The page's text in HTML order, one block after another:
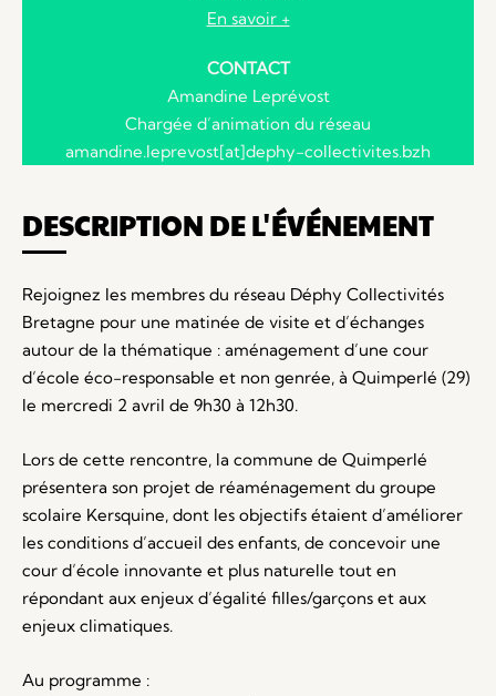
En savoir +
CONTACT
Amandine Leprévost
Chargée d’animation du réseau
amandine.leprevost[at]dephy-collectivites.bzh
DESCRIPTION DE L'ÉVÉNEMENT
Rejoignez les membres du réseau Déphy Collectivités
Bretagne pour une matinée de visite et d’échanges
autour de la thématique : aménagement d’une cour
d’école éco-responsable et non genrée, à Quimperlé (29)
le mercredi 2 avril de 9h30 à 12h30.
Lors de cette rencontre, la commune de Quimperlé
présentera son projet de réaménagement du groupe
scolaire Kersquine, dont les objectifs étaient d’améliorer
les conditions d’accueil des enfants, de concevoir une
cour d’école innovante et plus naturelle tout en
répondant aux enjeux d’égalité filles/garçons et aux
enjeux climatiques.
Au programme :